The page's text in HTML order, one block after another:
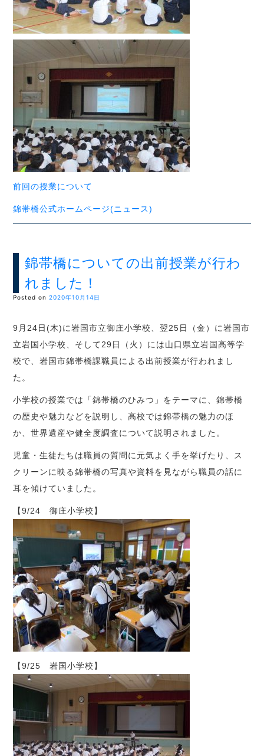
前回の授業について
錦帯橋公式ホームページ(ニュース)
錦帯橋についての出前授業が行わ
れました！
Posted on2020年10月14日
9月24日(木)に岩国市立御庄小学校、翌25日（金）に岩国市
立岩国小学校、そして29日（火）には山口県立岩国高等学
校で、岩国市錦帯橋課職員による出前授業が行われまし
た。
小学校の授業では「錦帯橋のひみつ」をテーマに、錦帯橋
の歴史や魅力などを説明し、高校では錦帯橋の魅力のほ
か、世界遺産や健全度調査について説明されました。
児童・生徒たちは職員の質問に元気よく手を挙げたり、ス
クリーンに映る錦帯橋の写真や資料を見ながら職員の話に
耳を傾けていました。
【9/24 御庄小学校】
【9/25 岩国小学校】